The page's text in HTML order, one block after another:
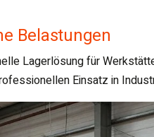
Belastungen
Lagerlösung für
Einsatz in